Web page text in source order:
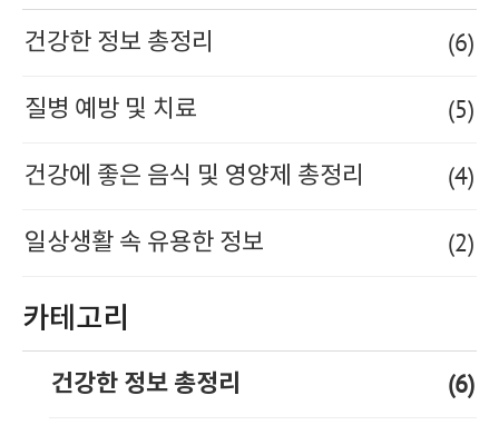
건강한 정보 총정리 (6)
질병 예방 및 치료 (5)
건강에 좋은 음식 및 영양제 총정리 (4)
일상생활 속 유용한 정보 (2)
카테고리
건강한 정보 총정리 (6)